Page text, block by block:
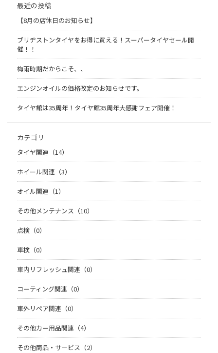
最近の投稿
【8月の店休日のお知らせ】
ブリヂストンタイヤをお得に買える！スーパータイヤセール開
催！！
梅雨時期だからこそ、、
エンジンオイルの価格改定のお知らせです。
タイヤ館は35周年！タイヤ館35周年大感謝フェア開催！
カテゴリ
タイヤ関連（14）
ホイール関連（3）
オイル関連（1）
その他メンテナンス（10）
点検（0）
車検（0）
車内リフレッシュ関連（0）
コーティング関連（0）
車外リペア関連（0）
その他カー用品関連（4）
その他商品・サービス（2）